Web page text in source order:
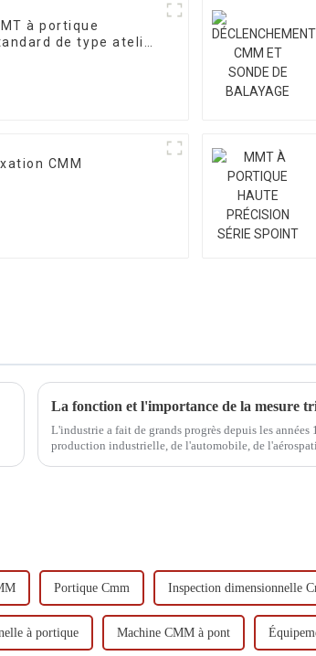
à portique
de type atelier
CMM
La fonction et l'importance de la mesure
L'industrie a fait de grands progrès depuis les années
production industrielle, de l'automobile, de
Portique Cmm Inspection dimensionnelle
à portique Machine CMM à pont